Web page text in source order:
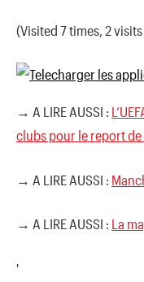
(Visited 7 times, 2
→ A LIRE AUSSI :
clubs pour le report de
→ A LIRE AUSSI :
→ A LIRE AUSSI : La
'